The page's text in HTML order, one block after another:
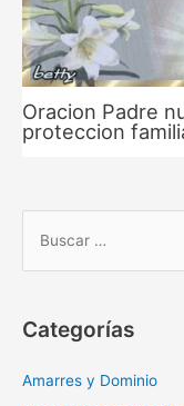
Oracion Padre
proteccion
r
Categorías
Amarres y Dominio